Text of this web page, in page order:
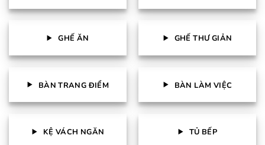
GHẾ ĂN GHẾ THƯ GIẢN
BÀN TRANG ĐIỂM BÀN LÀM VIỆC
KỆ VÁCH NGĂN TỦ BẾP